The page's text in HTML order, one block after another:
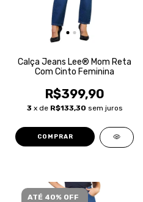
Calça Jeans Lee® Mom Reta
Com Cinto Feminina
R$399,90
3 x de R$133,30 sem juros
COMPRAR
ATÉ 40% OFF